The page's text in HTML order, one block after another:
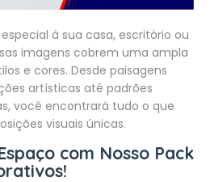
à sua casa, escritório ou
imagens cobrem uma ampla
e cores. Desde paisagens
artísticas até padrões
você encontrará tudo o que
visuais únicas.
com Nosso Pack